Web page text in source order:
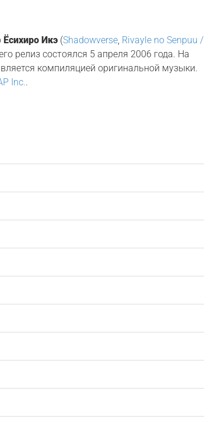
Ёсихиро Икэ (Shadowverse Rivayle no Senpuu /
релиз состоялся 5 апреля 2006 года. На
компиляцией оригинальной музыки.
Inc..